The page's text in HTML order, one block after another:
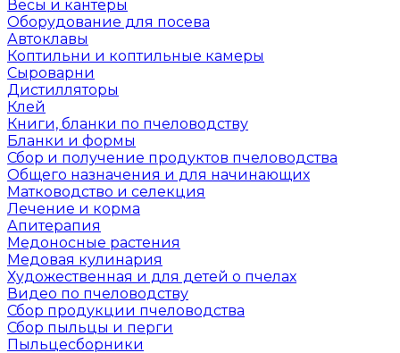
Весы и кантеры
Оборудование для посева
Автоклавы
Коптильни и коптильные камеры
Сыроварни
Дистилляторы
Клей
Книги, бланки по пчеловодству
Бланки и формы
Сбор и получение продуктов пчеловодства
Общего назначения и для начинающих
Матководство и селекция
Лечение и корма
Апитерапия
Медоносные растения
Медовая кулинария
Художественная и для детей о пчелах
Видео по пчеловодству
Сбор продукции пчеловодства
Сбор пыльцы и перги
Пыльцесборники